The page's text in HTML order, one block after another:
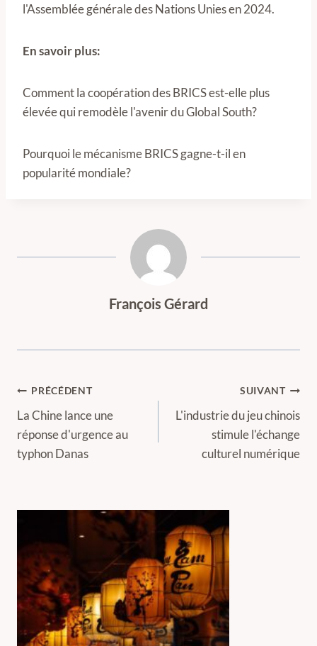
l'Assemblée générale des Nations Unies en 2024.
En savoir plus:
Comment la coopération des BRICS est-elle plus
élevée qui remodèle l'avenir du Global South?
Pourquoi le mécanisme BRICS gagne-t-il en
popularité mondiale?
François Gérard
Navigation
de
l’article
PRÉCÉDENT
La Chine lance une
réponse d'urgence au
typhon Danas
SUIVANT
L'industrie du jeu chinois
stimule l'échange
culturel numérique